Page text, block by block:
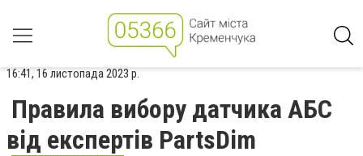
16:41, 16 листопада 2023 р.
Правила вибору датчика АБС
від експертів PartsDim